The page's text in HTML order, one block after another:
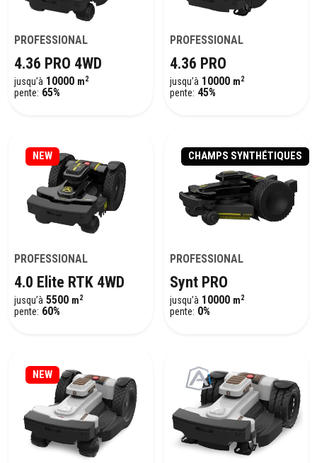
PROFESSIONAL
4.36 PRO 4WD
jusqu’à 10000 m2
pente: 65%
PROFESSIONAL
4.36 PRO
jusqu’à 10000 m2
pente: 45%
NEW
PROFESSIONAL
4.0 Elite RTK 4WD
jusqu’à 5500 m2
pente: 60%
CHAMPS SYNTHÉTIQUES
PROFESSIONAL
Synt PRO
jusqu’à 10000 m2
pente: 0%
NEW